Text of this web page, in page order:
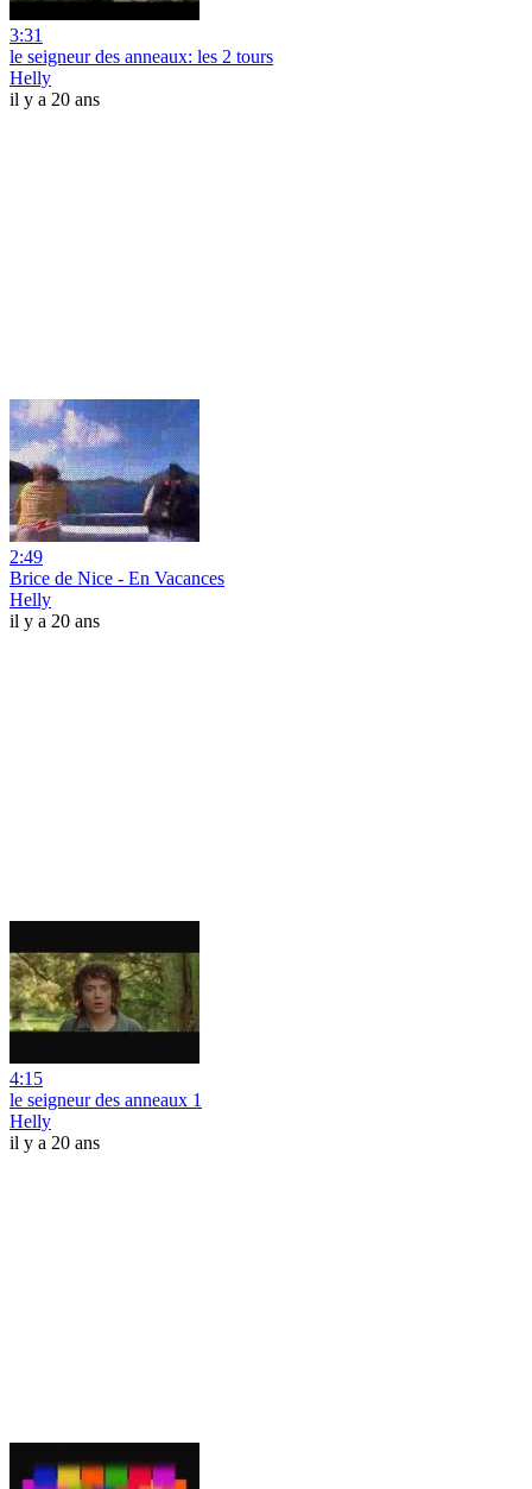
3:31
le seigneur des anneaux: les 2 tours
Helly
il y a 20 ans
2:49
Brice de Nice - En Vacances
Helly
il y a 20 ans
4:15
le seigneur des anneaux 1
Helly
il y a 20 ans